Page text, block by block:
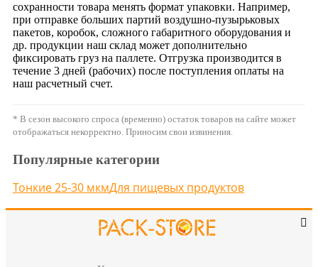
сохранности товара менять формат упаковки. Например,
при отправке больших партий воздушно-пузырьковых
пакетов, коробок, сложного габаритного оборудования и
др. продукции наш склад может дополнительно
фиксировать груз на паллете. Отгрузка производится в
течение 3 дней (рабочих) после поступления оплаты на
наш расчетный счет.
* В сезон высокого спроса (временно) остаток товаров на сайте может
отображаться некорректно. Приносим свои извинения.
Популярные категории
Тонкие 25-30 мкмДля пищевых продуктов